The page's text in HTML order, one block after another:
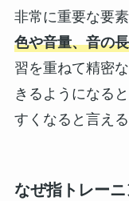
非常に重要な要
色や音量、音の
習を重ねて精密
きるようになる
すくなると言える
なぜ指トレー